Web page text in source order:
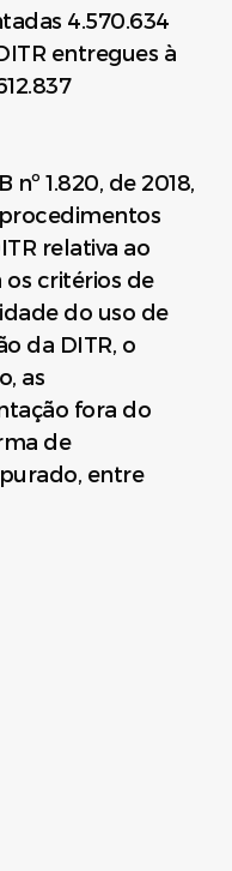
4.570.634
entregues à
1.820, de 2018,
relativa ao
os critérios de
do uso de
da DITR, o
as
fora do
de
entre